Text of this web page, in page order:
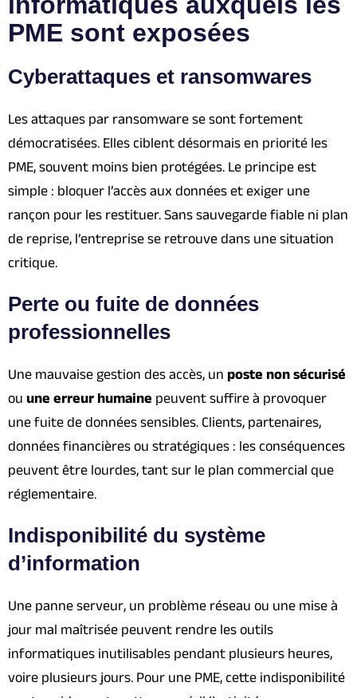
PME sont exposées
Cyberattaques et ransomwares
Les attaques par ransomware se sont fortement
démocratisées. Elles ciblent désormais en priorité les
PME, souvent moins bien protégées. Le principe est
simple : bloquer l’accès aux données et exiger une
rançon pour les restituer. Sans sauvegarde fiable ni plan
de reprise, l’entreprise se retrouve dans une situation
critique.
Perte ou fuite de données
professionnelles
Une mauvaise gestion des accès, un poste non sécurisé
ou une erreur humaine peuvent suffire à provoquer
une fuite de données sensibles. Clients, partenaires,
données financières ou stratégiques : les conséquences
peuvent être lourdes, tant sur le plan commercial que
réglementaire.
Indisponibilité du système
d’information
Une panne serveur, un problème réseau ou une mise à
jour mal maîtrisée peuvent rendre les outils
informatiques inutilisables pendant plusieurs heures,
voire plusieurs jours. Pour une PME, cette indisponibilité